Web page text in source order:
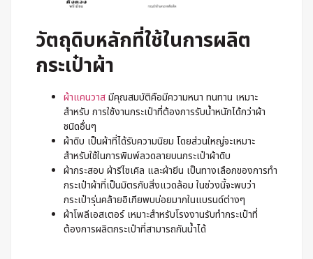
วัตถุดิบหลักที่ใช้ในการผลิต
กระเป๋าผ้า
ผ้าแคนวาสมีคุณสมบัติคือมีความหนา ทนทาน เหมาะ
สำหรับ การใช้งานกระเป๋าที่ต้องการรับน้ำหนักได้กว่าผ้า
ชนิดอื่นๆ
ผ้าดิบ เป็นผ้าที่ได้รับความนิยม โดยส่วนใหญ่จะเหมาะ
สำหรับใช้ในการพิมพ์ลวดลายบนกระเป๋าผ้าดิบ
ผ้ากระสอบ ผ้ารีไซเคิล และผ้ายีน เป็นทางเลือกของการทำ
กระเป๋าผ้าที่เป็นมิตรกับสิ่งแวดล้อม ในช่วงนี้จะพบว่า
กระเป๋ารุ่นคล้ายอิเกียพบบ่อยมากในแบรนด์ต่างๆ
ผ้าโพลีเอสเตอร์ เหมาะสำหรับโรงงานรับทำกระเป๋าที่
ต้องการผลิตกระเป๋าที่สามารถกันน้ำได้